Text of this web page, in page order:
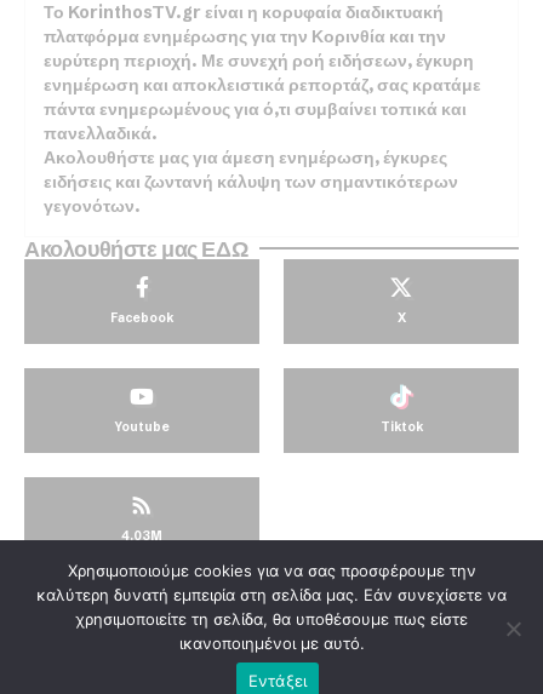
Το KorinthosTV.gr είναι η κορυφαία διαδικτυακή
πλατφόρμα ενημέρωσης για την Κορινθία και την
ευρύτερη περιοχή. Με συνεχή ροή ειδήσεων, έγκυρη
ενημέρωση και αποκλειστικά ρεπορτάζ, σας κρατάμε
πάντα ενημερωμένους για ό,τι συμβαίνει τοπικά και
πανελλαδικά.
Ακολουθήστε μας για άμεση ενημέρωση, έγκυρες
ειδήσεις και ζωντανή κάλυψη των σημαντικότερων
γεγονότων.
Ακολουθήστε μας ΕΔΩ
Facebook X
Youtube Tiktok
4.03M
© KorinthosTV @2025
Χρησιμοποιούμε cookies για να σας προσφέρουμε την
καλύτερη δυνατή εμπειρία στη σελίδα μας. Εάν συνεχίσετε να
χρησιμοποιείτε τη σελίδα, θα υποθέσουμε πως είστε
ικανοποιημένοι με αυτό.
Εντάξει